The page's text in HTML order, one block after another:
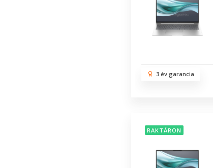
3 év garancia
RAKTÁRON